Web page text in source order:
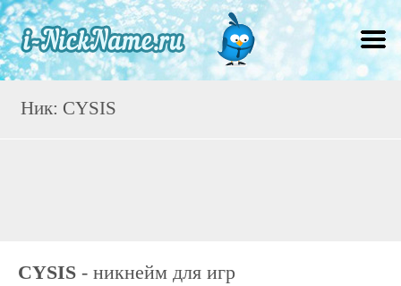
Ник: CYSIS
CYSIS - никнейм для игр